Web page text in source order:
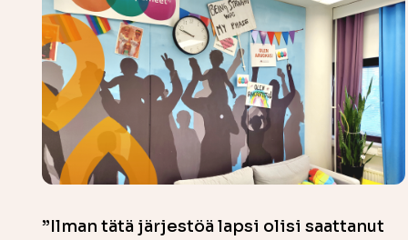
”Ilman tätä järjestöä lapsi olisi saattanut